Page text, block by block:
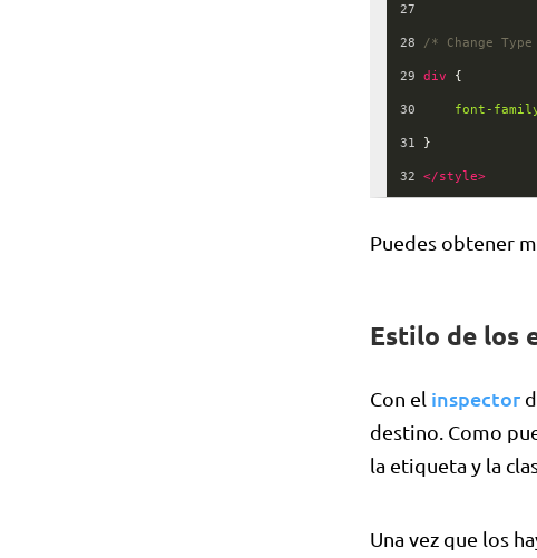
27
28 /* Change
29 div {
30 font-
31 }
32 </style>
Puedes obtener
Estilo de los
Con el inspector
destino. Como
la etiqueta y la
Una vez que los